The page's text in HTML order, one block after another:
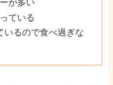
が多い
ている
いるので食べ過ぎな